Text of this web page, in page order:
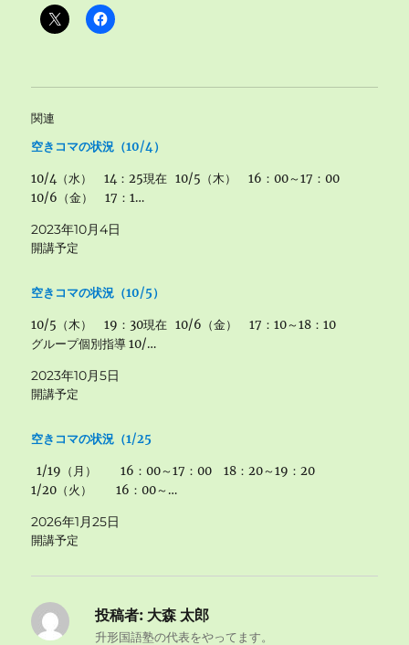
関連
空きコマの状況（10/4）
10/4（水） 14：25現在 10/5（木） 16：00～17：00
10/6（金） 17：1…
2023年10月4日
開講予定
空きコマの状況（10/5）
10/5（木） 19：30現在 10/6（金） 17：10～18：10
グループ個別指導 10/…
2023年10月5日
開講予定
空きコマの状況（1/25
1/19（月） 16：00～17：00 18：20～19：20
1/20（火） 16：00～…
2026年1月25日
開講予定
投稿者: 大森 太郎
升形国語塾の代表をやってます。